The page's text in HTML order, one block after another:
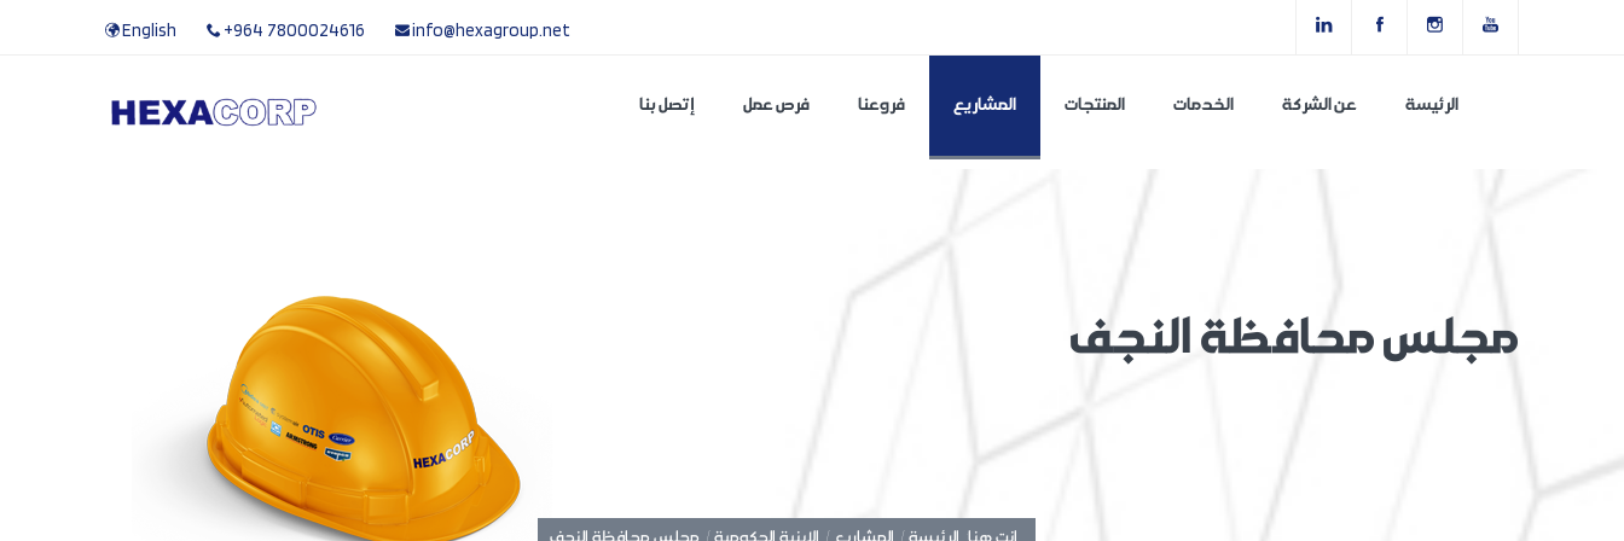
English +964 7800024616 info@hexagroup.net
إتصل بنا فرص عمل فروعنا المشاريع المنتجات الخدمات عن الشركة الرئيسة
مجلس محافظة النجف
مجلس محافظة النجف الابنية الحكومية / المشاريع / الرئيسة / انت هنا: